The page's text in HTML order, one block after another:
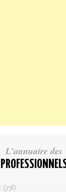
L'annuaire des
(358)